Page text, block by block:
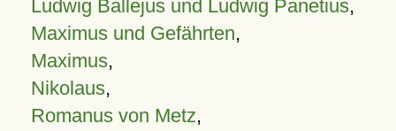
Ludwig Ballejus und Ludwig Panetius,
Maximus und Gefährten,
Maximus,
Nikolaus,
Romanus von Metz,